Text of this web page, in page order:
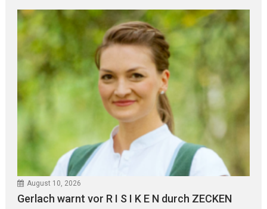
August 10, 2026
Gerlach warnt vor R I S I K E N durch ZECKEN